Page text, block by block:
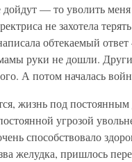
дойдут — то уволить меня
не захотела
обтекаемый
руки не дошли.
А потом началась
жизнь под
угрозой
способствовало
желудка, пришлось